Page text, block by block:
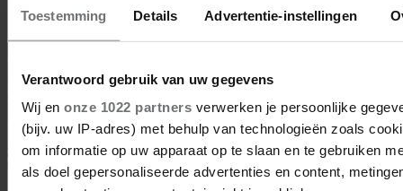
Toestemming Details Advertentie-instellingen
Verantwoord gebruik van uw gegevens
Wij en onze 1022 partnersverwerken je persoonlijke
(bijv. uw IP-adres) met behulp van technologieën zoals
om informatie op uw apparaat op te slaan en te gebruiken
als doel gepersonaliseerde advertenties en content,